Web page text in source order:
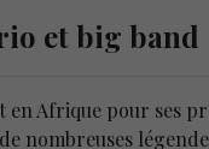
et big band
en Afrique pour ses
nombreuses